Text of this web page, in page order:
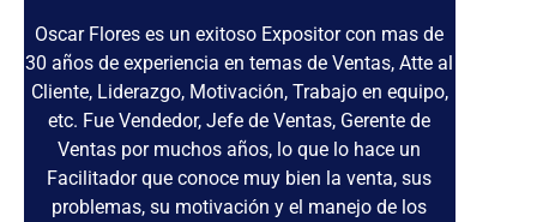
Oscar Flores es un exitoso Expositor con mas de
30 años de experiencia en temas de Ventas, Atte al
Cliente, Liderazgo, Motivación, Trabajo en equipo,
etc. Fue Vendedor, Jefe de Ventas, Gerente de
Ventas por muchos años, lo que lo hace un
Facilitador que conoce muy bien la venta, sus
problemas, su motivación y el manejo de los